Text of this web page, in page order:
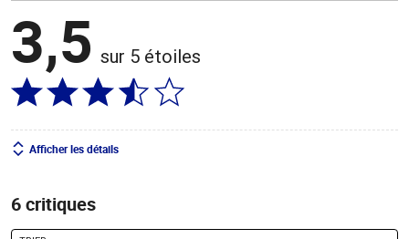
3,5 sur 5 étoiles
Afficher les détails
6 critiques